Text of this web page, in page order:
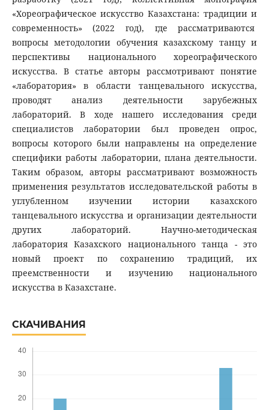
«Хореографическое искусство Казахстана: традиции и
современность» (2022 год), где рассматриваются
вопросы методологии обучения казахскому танцу и
перспективы национального хореографического
искусства. В статье авторы рассмотривают понятие
«лаборатория» в области танцевального искусства,
проводят анализ деятельности зарубежных
лабораторий. В ходе нашего исследования среди
специалистов лаборатории был проведен опрос,
вопросы которого были направлены на определение
специфики работы лаборатории, плана деятельности.
Таким образом, авторы рассматривают возможность
применения результатов исследовательской работы в
углубленном изучении истории казахского
танцевального искусства и организации деятельности
других лабораторий. Научно-методическая
лаборатория Казахского национального танца - это
новый проект по сохранению традиций, их
преемственности и изучению национального
искусства в Казахстане.
СКАЧИВАНИЯ